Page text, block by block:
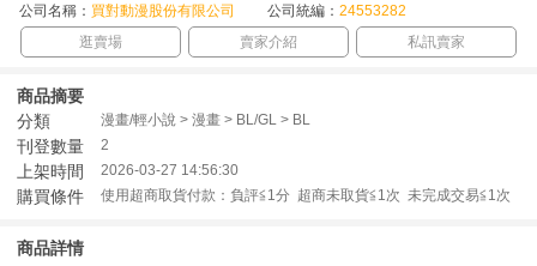
公司名稱： 買對動漫股份有限公司 公司統編： 24553282
逛賣場
賣家介紹 私訊賣家
商品摘要
分類
漫畫/輕小說 > 漫畫 > BL/GL > BL
刊登數量 2
上架時間 2026-03-27 14:56:30
購買條件 使用超商取貨付款：負評≦1分 超商未取貨≦1次 未完成交易≦1次
商品詳情